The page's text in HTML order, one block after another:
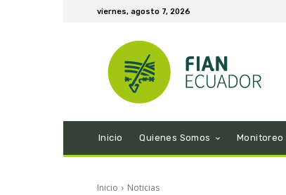
viernes, agosto 7, 2026
Inicio Quienes Somos Monitoreo
Inicio Noticias